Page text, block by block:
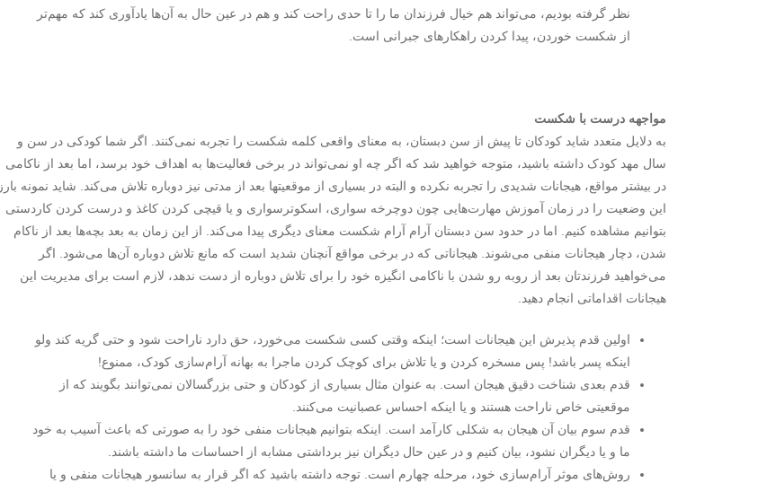
نظر گرفته بودیم، می‌تواند هم خیال فرزندان ما را تا حدی راحت کند و هم در عین حال به آن‌ها یادآوری کند که مهم‌تر
از شکست خوردن، پیدا کردن راهکارهای جبرانی است.
مواجهه درست با شکست
به دلایل متعدد شاید کودکان تا پیش از سن دبستان، به معنای واقعی کلمه شکست را تجربه نمی‌کنند. اگر شما کودکی در سن و
سال مهد کودک داشته باشید، متوجه خواهید شد که اگر چه او نمی‌تواند در برخی فعالیت‌ها به اهداف خود برسد، اما بعد از ناکامی
در بیشتر مواقع، هیجانات شدیدی را تجربه نکرده و البته در بسیاری از موقعیت­ها بعد از مدتی نیز دوباره تلاش می‌کند. شاید نمونه بارز
این وضعیت را در زمان آموزش مهارت‌هایی چون دوچرخه ­سواری، اسکو‌ترسواری و یا قیچی کردن کاغذ و درست کردن کاردستی
بتوانیم مشاهده کنیم. اما در حدود سن دبستان آرام آرام شکست معنای دیگری پیدا می‌کند. از این زمان به بعد بچه‌ها بعد از ناکام
شدن، دچار هیجانات منفی می‌شوند. هیجاناتی که در برخی مواقع آن­چنان شدید است که مانع تلاش دوباره آن‌ها می‌شود. اگر
می‌خواهید فرزندتان بعد از روبه­ رو شدن با ناکامی انگیزه خود را برای تلاش دوباره از دست ندهد، لازم است برای مدیریت این
هیجانات اقداماتی انجام دهید.
اولین قدم پذیرش این هیجانات است؛ اینکه وقتی کسی شکست می‌خورد، حق دارد ناراحت شود و حتی گریه کند ولو
این­که پسر باشد! پس مسخره کردن و یا تلاش برای کوچک کردن ماجرا به بهانه آرام‌سازی کودک، ممنوع!
قدم بعدی شناخت دقیق هیجان است. به عنوان مثال بسیاری از کودکان و حتی بزرگسالان نمی‌توانند بگویند که از
موقعیتی خاص ناراحت هستند و یا این­که احساس عصبانیت می‌کنند.
قدم سوم بیان آن هیجان به شکلی کارآمد است. اینکه بتوانیم هیجانات منفی خود را به صورتی که باعث آسیب به خود
ما و یا دیگران نشود، بیان کنیم و در عین حال دیگران نیز برداشتی مشابه از احساسات ما داشته باشند.
روش‌های موثر آرام‌سازی خود، مرحله چهارم است. توجه داشته باشید که اگر قرار به سانسور هیجانات منفی و یا